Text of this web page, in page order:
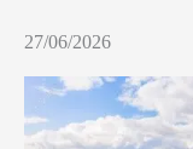
27/06/2026